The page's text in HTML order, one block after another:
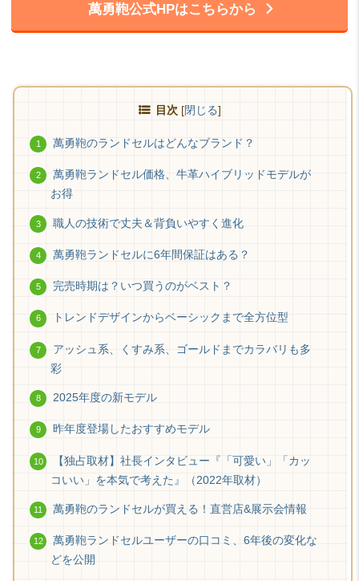
萬勇鞄公式HPはこちらから
目次 [閉じる]
萬勇鞄のランドセルはどんなブランド？
萬勇鞄ランドセル価格、牛革ハイブリッドモデルが
お得
職人の技術で丈夫＆背負いやすく進化
萬勇鞄ランドセルに6年間保証はある？
完売時期は？いつ買うのがベスト？
トレンドデザインからベーシックまで全方位型
アッシュ系、くすみ系、ゴールドまでカラバリも多
彩
2025年度の新モデル
昨年度登場したおすすめモデル
【独占取材】社長インタビュー『「可愛い」「カッ
コいい」を本気で考えた』（2022年取材）
萬勇鞄のランドセルが買える！直営店&展示会情報
萬勇鞄ランドセルユーザーの口コミ、6年後の変化な
どを公開